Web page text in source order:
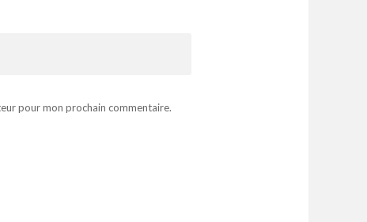
pour mon prochain commentaire.